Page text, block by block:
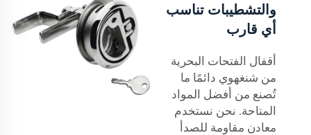
والتشطيبات تناسب
أي قارب
أقفال الفتحات البحرية
من شنغهوي دائمًا ما
تُصنع من أفضل المواد
المتاحة. نحن نستخدم
معادن مقاومة للصدأ